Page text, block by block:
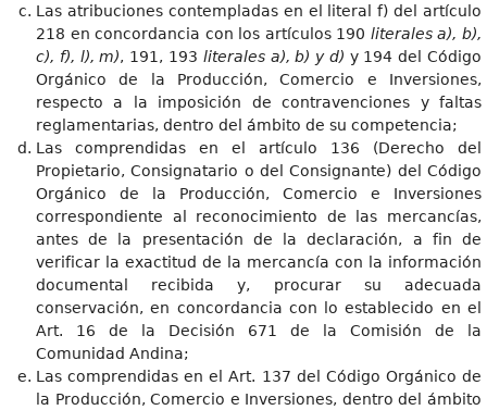
Las atribuciones contempladas en el literal f) del artículo
218 en concordancia con los artículos 190 literales a), b),
c), f), l), m), 191, 193 literales a), b) y d) y 194 del Código
Orgánico de la Producción, Comercio e Inversiones,
respecto a la imposición de contravenciones y faltas
reglamentarias, dentro del ámbito de su competencia;
Las comprendidas en el artículo 136 (Derecho del
Propietario, Consignatario o del Consignante) del Código
Orgánico de la Producción, Comercio e Inversiones
correspondiente al reconocimiento de las mercancías,
antes de la presentación de la declaración, a fin de
verificar la exactitud de la mercancía con la información
documental recibida y, procurar su adecuada
conservación, en concordancia con lo establecido en el
Art. 16 de la Decisión 671 de la Comisión de la
Comunidad Andina;
Las comprendidas en el Art. 137 del Código Orgánico de
la Producción, Comercio e Inversiones, dentro del ámbito